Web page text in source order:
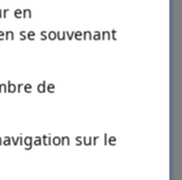
WEBER
en
se souvenant
de
sur le